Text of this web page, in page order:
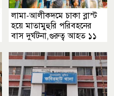
লামা-আলীকদমে চাকা ব্লাস্ট
হয়ে মাতামুহুরি পরিবহনের
বাস দুর্ঘটনা,গুরুত্ব আহত ১১